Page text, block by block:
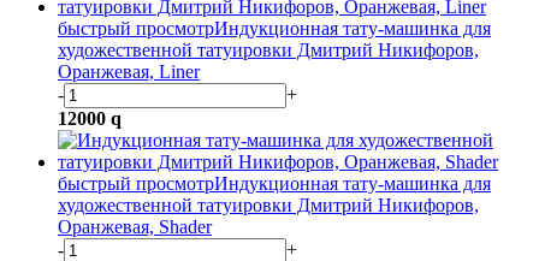
быстрый просмотрИндукционная тату-машинка для
художественной татуировки Дмитрий Никифоров,
Оранжевая, Liner
-
+
12000 q
быстрый просмотрИндукционная тату-машинка для
художественной татуировки Дмитрий Никифоров,
Оранжевая, Shader
-
+